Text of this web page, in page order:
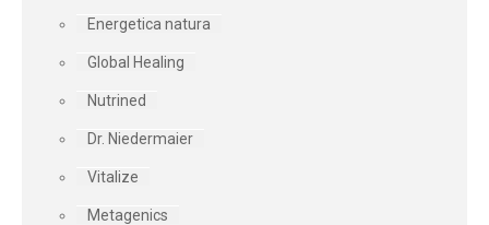
Energetica natura
Global Healing
Nutrined
Dr. Niedermaier
Vitalize
Metagenics